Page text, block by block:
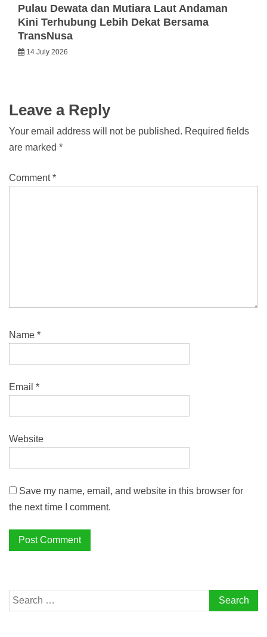
Pulau Dewata dan Mutiara Laut Andaman
Kini Terhubung Lebih Dekat Bersama
TransNusa
14 July 2026
Leave a Reply
Your email address will not be published. Required fields
are marked *
Comment*
Name *
Email *
Website
Save my name, email, and website in this browser for
the next time I comment.
Search
for: